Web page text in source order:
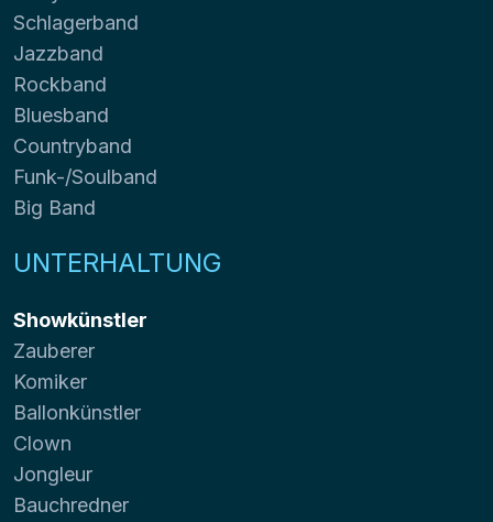
Schlagerband
Jazzband
Rockband
Bluesband
Countryband
Funk-/Soulband
Big Band
UNTERHALTUNG
Showkünstler
Zauberer
Komiker
Ballonkünstler
Clown
Jongleur
Bauchredner